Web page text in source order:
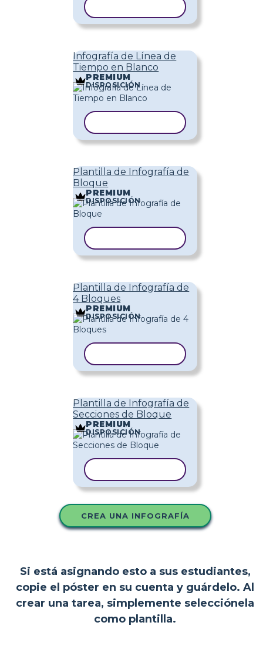
Infografía de Línea de
Tiempo en Blanco
PREMIUM
DISPOSICIÓN
Plantilla de Infografía de
Bloque
PREMIUM
DISPOSICIÓN
Plantilla de Infografía de
4 Bloques
PREMIUM
DISPOSICIÓN
Plantilla de Infografía de
Secciones de Bloque
PREMIUM
DISPOSICIÓN
CREA UNA INFOGRAFÍA
Si está asignando esto a sus estudiantes,
copie el póster en su cuenta y guárdelo. Al
crear una tarea, simplemente selecciónela
como plantilla.